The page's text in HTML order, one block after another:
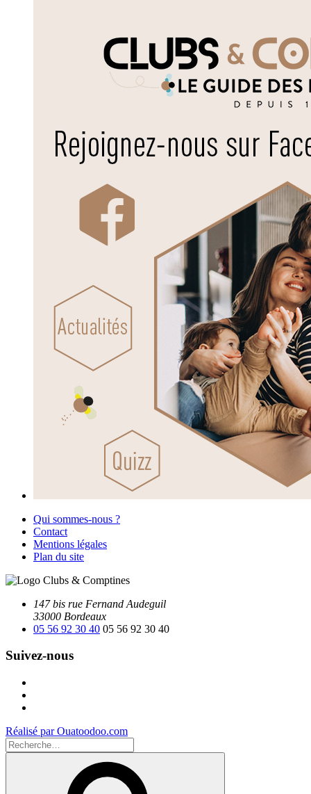
Qui sommes-nous ?
Contact
Mentions légales
Plan du site
147 bis rue Fernand Audeguil
33000 Bordeaux
05 56 92 30 40 05 56 92 30 40
Suivez-nous
Réalisé par Ouatoodoo.com
Recherche
pour